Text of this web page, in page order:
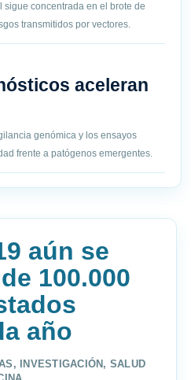
sigue concentrada en el brote de
transmitidos por vectores.
aceleran
genómica y los ensayos
frente a patógenos emergentes.
aún se
100.000
año
, INVESTIGACIÓN , SALUD